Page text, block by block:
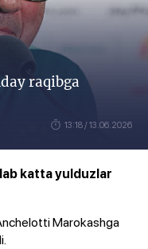
raqibga
13:18 / 13.06.2026
katta yulduzlar
Marokashga